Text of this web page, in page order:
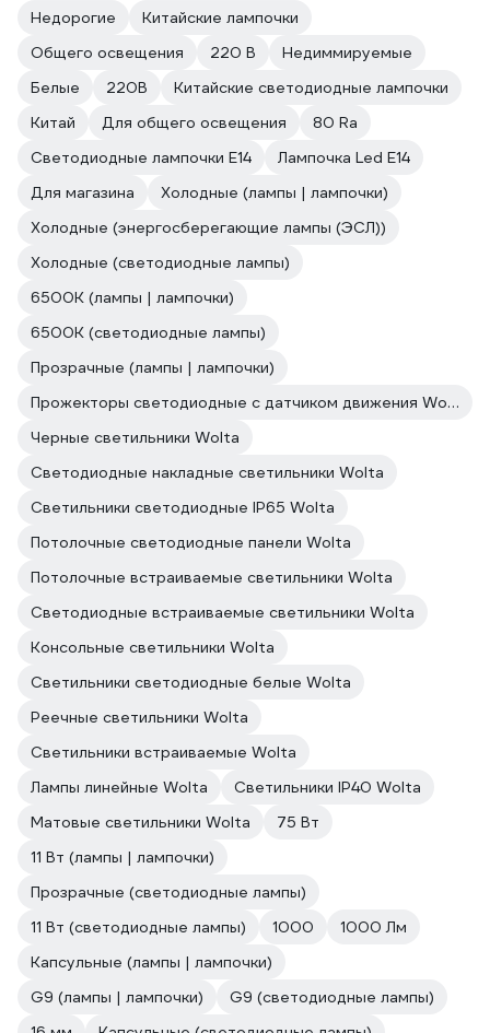
Недорогие
Китайские лампочки
Общего освещения
220 В
Недиммируемые
Белые
220В
Китайские светодиодные лампочки
Китай
Для общего освещения
80 Ra
Светодиодные лампочки E14
Лампочка Led E14
Для магазина
Холодные (лампы | лампочки)
Холодные (энергосберегающие лампы (ЭСЛ))
Холодные (светодиодные лампы)
6500К (лампы | лампочки)
6500К (светодиодные лампы)
Прозрачные (лампы | лампочки)
Прожекторы светодиодные с датчиком движения Wolta
Черные светильники Wolta
Светодиодные накладные светильники Wolta
Светильники светодиодные IP65 Wolta
Потолочные светодиодные панели Wolta
Потолочные встраиваемые светильники Wolta
Светодиодные встраиваемые светильники Wolta
Консольные светильники Wolta
Светильники светодиодные белые Wolta
Реечные светильники Wolta
Светильники встраиваемые Wolta
Лампы линейные Wolta
Светильники IP40 Wolta
Матовые светильники Wolta
75 Вт
11 Вт (лампы | лампочки)
Прозрачные (светодиодные лампы)
11 Вт (светодиодные лампы)
1000
1000 Лм
Капсульные (лампы | лампочки)
G9 (лампы | лампочки)
G9 (светодиодные лампы)